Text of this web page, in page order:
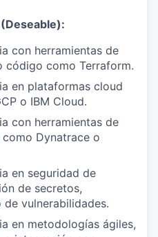
con herramientas de
código como Terraform.
en plataformas cloud
o IBM Cloud.
con herramientas de
Dynatrace o
en seguridad de
de secretos,
de vulnerabilidades.
en metodologías ágiles,